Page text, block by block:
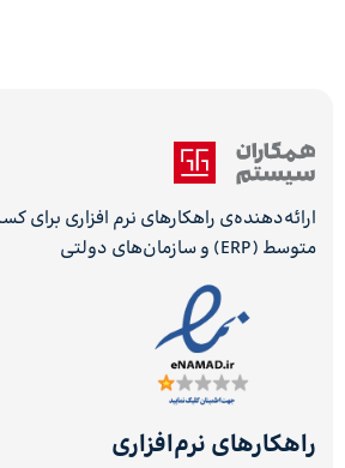
ارائه‌دهنده‌ی راهکارهای نرم افزاری برای
متوسط (ERP) و سازمان‌های دولتی
راهکارهای نرم‌افزاری